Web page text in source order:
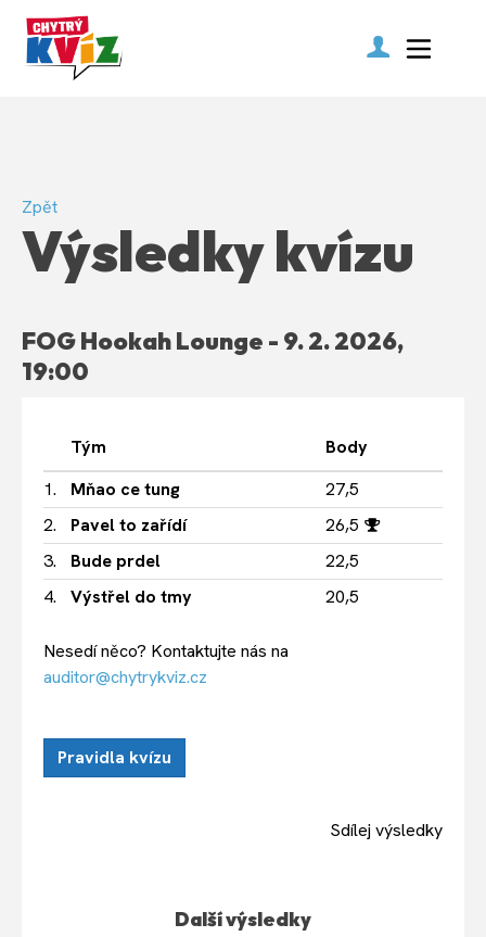
Zpět
Výsledky kvízu
FOG Hookah Lounge - 9. 2. 2026,
19:00
Tým
Body
1.
Mňao ce tung
27,5
2.
Pavel to zařídí
26,5
3.
Bude prdel
22,5
4.
Výstřel do tmy 20,5
Nesedí něco? Kontaktujte nás na
auditor@chytrykviz.cz
Pravidla kvízu
Sdílej výsledky
Další výsledky